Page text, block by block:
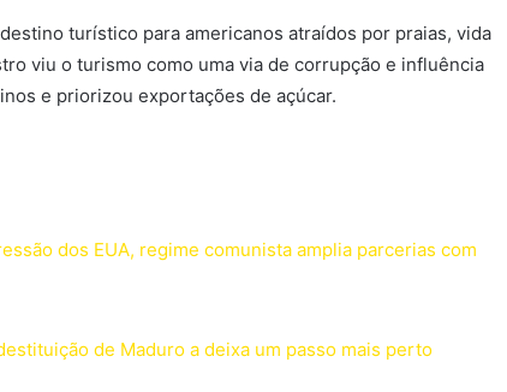
turístico para americanos atraídos por praias, vida
viu o turismo como uma via de corrupção e influência
e priorizou exportações de açúcar.
dos EUA, regime comunista amplia parcerias com
de Maduro a deixa um passo mais perto